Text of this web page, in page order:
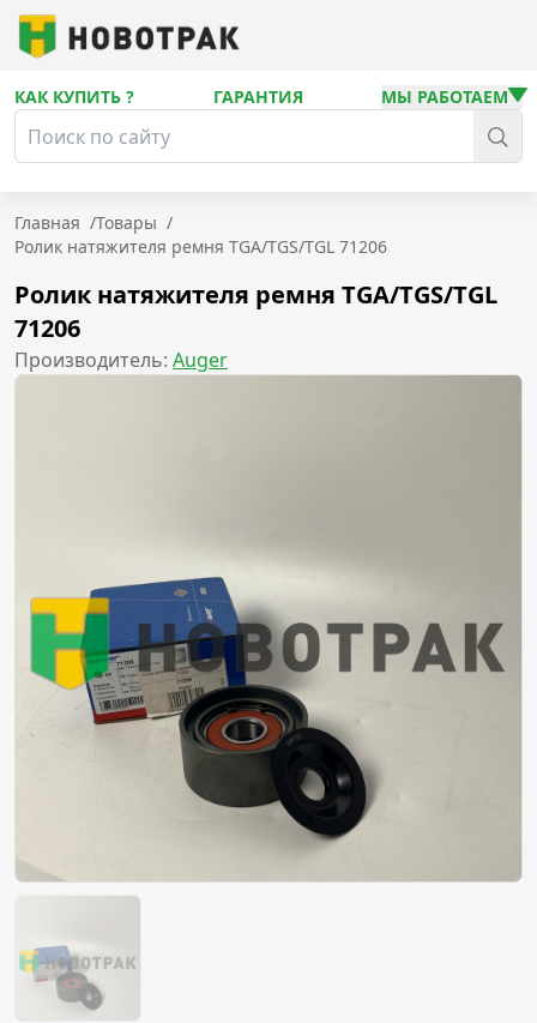
КАК КУПИТЬ ? ГАРАНТИЯ МЫ РАБОТАЕМ
Главная /Товары /
Ролик натяжителя ремня TGA/TGS/TGL 71206
Ролик натяжителя ремня TGA/TGS/TGL
71206
Производитель: Auger